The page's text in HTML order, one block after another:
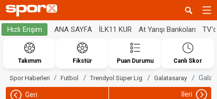
Hızlı Erişim ANA SAYFA İLK11 KUR At Yarışı Bankoları
Takımım Fikstür Puan Durumu Canlı Skor
Spor Haberleri Futbol Trendyol Süper Lig Galatasaray
Geri İleri